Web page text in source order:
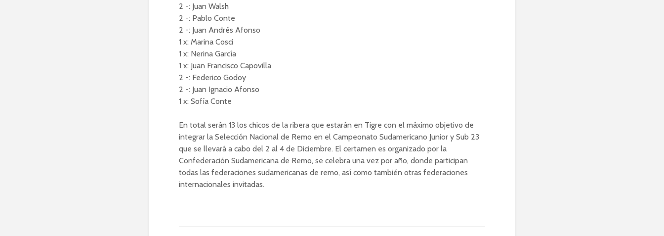
2 -: Juan Walsh
2 -: Pablo Conte
2 -: Juan Andrés Afonso
1 x: Marina Cosci
1 x: Nerina García
1 x: Juan Francisco Capovilla
2 -: Federico Godoy
2 -: Juan Ignacio Afonso
1 x: Sofía Conte
En total serán 13 los chicos de la ribera que estarán en Tigre con el máximo objetivo de
integrar la Selección Nacional de Remo en el Campeonato Sudamericano Junior y Sub 23
que se llevará a cabo del 2 al 4 de Diciembre. El certamen es organizado por la
Confederación Sudamericana de Remo, se celebra una vez por año, donde participan
todas las federaciones sudamericanas de remo, así como también otras federaciones
internacionales invitadas.